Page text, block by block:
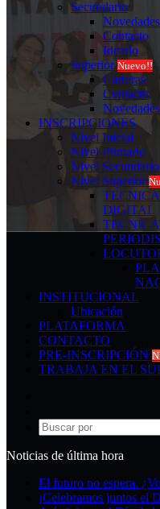
Secundario
Contacto
Ideario
Superior Nuevo!!
Carreras
Contacto
INSCRIPCIONES
Nivel Inicial
Nivel Primario
Nivel Secundario
Nivel Superior
DIGITAL
INSTITUCIONAL
Ubicación
PLATAFORMA
CONTACTO
PRE-INSCRIPCIÓN
TRABAJA EN EL
al
azar
Noticias de última hora
El futuro no espera.
¡Celebramos juntos el